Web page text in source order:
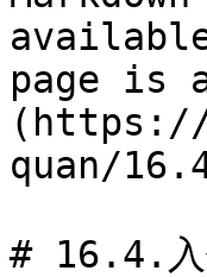
page is
(https://
quan/
# 16.4.入